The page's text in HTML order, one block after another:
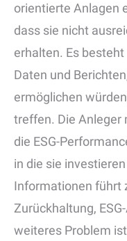
orientierte Anlagen
dass sie nicht
erhalten. Es
Daten und
ermöglichen
treffen. Die Anleger
die ESG-
in die sie
Informationen führt
Zurückhaltung,
weiteres Problem